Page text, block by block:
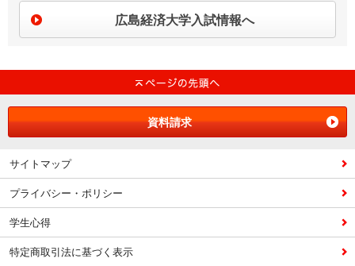
広島経済大学入試情報へ
資料請求
サイトマップ
プライバシー・ポリシー
学生心得
特定商取引法に基づく表示